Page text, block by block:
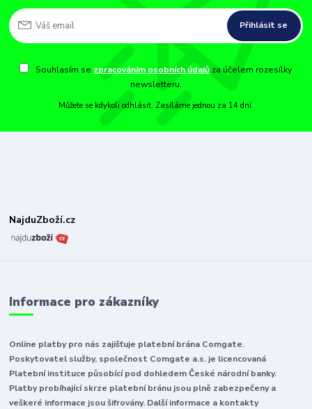
Přihlásit se
Souhlasím se zpracováním osobních údajů za účelem rozesílky
newsletteru.
Můžete se kdykoli odhlásit. Zasíláme jednou za 14 dní.
NajduZboží.cz
Informace pro zákazníky
Online platby pro nás zajišťuje platební brána Comgate.
Poskytovatel služby, společnost Comgate a.s. je licencovaná
Platební instituce působící pod dohledem České národní banky.
Platby probíhající skrze platební bránu jsou plně zabezpečeny a
veškeré informace jsou šifrovány. Další informace a kontakty